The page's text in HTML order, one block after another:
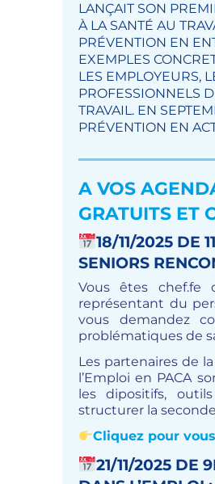
LANÇAIT SON
À LA SANTÉ AU
PRÉVENTION EN
EXEMPLES
LES EMPLOYEURS,
PROFESSIONNELS
TRAVAIL. EN
PRÉVENTION EN
A VOS
GRATUITS ET
18/11/2025 DE
SENIORS
Vous êtes chef.fe
représentant du
vous demandez
problématiques de
Les partenaires de
l’Emploi en PACA
les dipositifs,
structurer la
Cliquez pour
21/11/2025 DE